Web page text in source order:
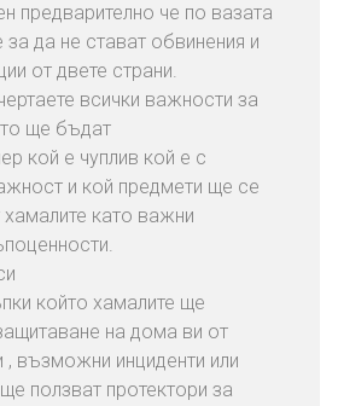
предварително че по вазата
за да не стават обвинения и
от двете страни.
всички важности за
ще бъдат
кой е чуплив кой е с
и кой предмети ще се
хамалите като важни
който хамалите ще
на дома ви от
възможни инциденти или
ползват протектори за